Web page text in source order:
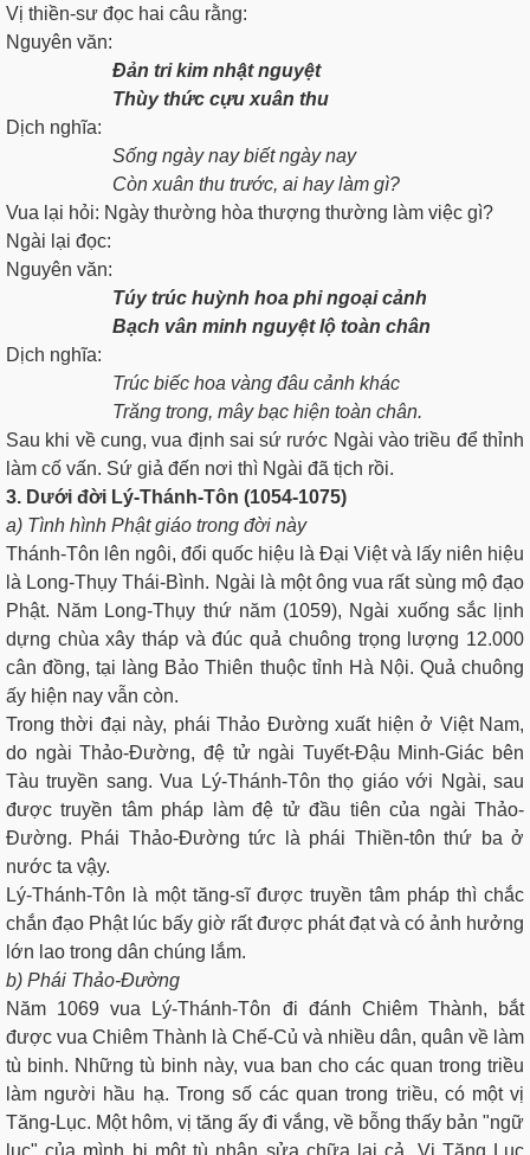
Vị thiền-sư đọc hai câu rằng:
Nguyên văn:
Ðản tri kim nhật nguyệt
Thùy thức cựu xuân thu
Dịch nghĩa:
Sống ngày nay biết ngày nay
Còn xuân thu trước, ai hay làm gì?
Vua lại hỏi: Ngày thường hòa thượng thường làm việc gì?
Ngài lại đọc:
Nguyên văn:
Túy trúc huỳnh hoa phi ngoại cảnh
Bạch vân minh nguyệt lộ toàn chân
Dịch nghĩa:
Trúc biếc hoa vàng đâu cảnh khác
Trăng trong, mây bạc hiện toàn chân.
Sau khi về cung, vua định sai sứ rước Ngài vào triều để thỉnh
làm cố vấn. Sứ giả đến nơi thì Ngài đã tịch rồi.
3. Dưới đời Lý-Thánh-Tôn (1054-1075)
a) Tình hình Phật giáo trong đời này
Thánh-Tôn lên ngôi, đổi quốc hiệu là Ðại Việt và lấy niên hiệu
là Long-Thụy Thái-Bình. Ngài là một ông vua rất sùng mộ đạo
Phật. Năm Long-Thụy thứ năm (1059), Ngài xuống sắc lịnh
dựng chùa xây tháp và đúc quả chuông trọng lượng 12.000
cân đồng, tại làng Bảo Thiên thuộc tỉnh Hà Nội. Quả chuông
ấy hiện nay vẫn còn.
Trong thời đại này, phái Thảo Ðường xuất hiện ở Việt Nam,
do ngài Thảo-Ðường, đệ tử ngài Tuyết-Ðậu Minh-Giác bên
Tàu truyền sang. Vua Lý-Thánh-Tôn thọ giáo với Ngài, sau
được truyền tâm pháp làm đệ tử đầu tiên của ngài Thảo-
Ðường. Phái Thảo-Ðường tức là phái Thiền-tôn thứ ba ở
nước ta vậy.
Lý-Thánh-Tôn là một tăng-sĩ được truyền tâm pháp thì chắc
chắn đạo Phật lúc bấy giờ rất được phát đạt và có ảnh hưởng
lớn lao trong dân chúng lắm.
b) Phái Thảo-Ðường
Năm 1069 vua Lý-Thánh-Tôn đi đánh Chiêm Thành, bắt
được vua Chiêm Thành là Chế-Củ và nhiều dân, quân về làm
tù binh. Những tù binh này, vua ban cho các quan trong triều
làm người hầu hạ. Trong số các quan trong triều, có một vị
Tăng-Lục. Một hôm, vị tăng ấy đi vắng, về bỗng thấy bản "ngữ
lục" của mình bị một tù nhân sửa chữa lại cả. Vị Tăng Lục